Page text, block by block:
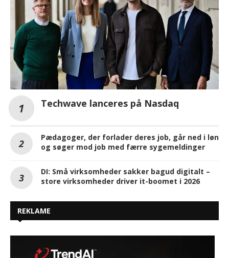
Techwave lanceres på Nasdaq
Pædagoger, der forlader deres job, går ned i løn
og søger mod job med færre sygemeldinger
DI: Små virksomheder sakker bagud digitalt –
store virksomheder driver it-boomet i 2026
REKLAME